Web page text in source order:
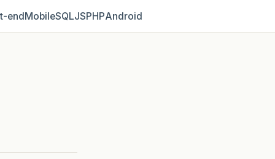
MobileSQLJSPHPAndroid